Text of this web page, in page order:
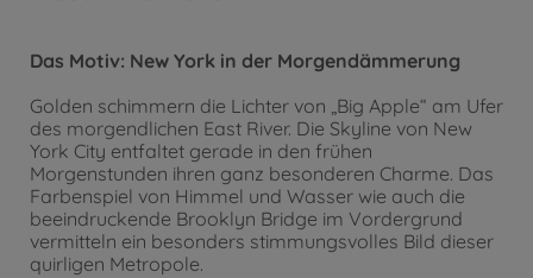
Das Motiv: New York in der Morgendämmerung
Golden schimmern die Lichter von „Big Apple“ am Ufer
des morgendlichen East River. Die Skyline von New
York City entfaltet gerade in den frühen
Morgenstunden ihren ganz besonderen Charme. Das
Farbenspiel von Himmel und Wasser wie auch die
beeindruckende Brooklyn Bridge im Vordergrund
vermitteln ein besonders stimmungsvolles Bild dieser
quirligen Metropole.